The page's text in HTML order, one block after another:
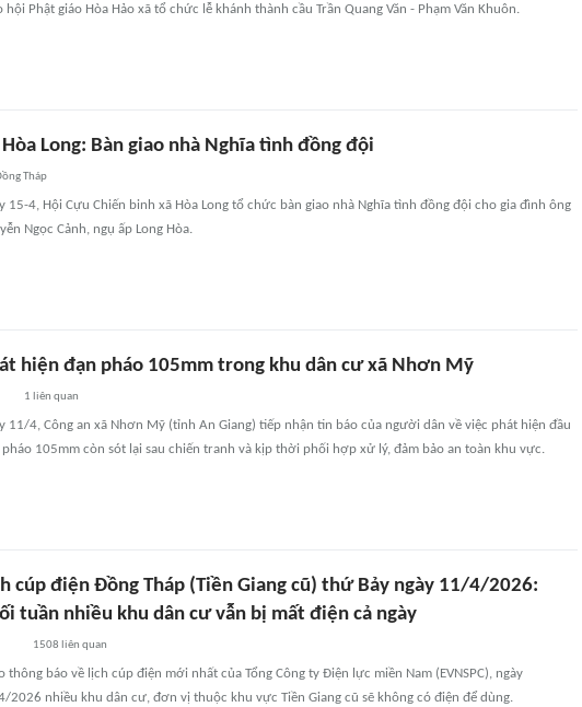
hội Phật giáo Hòa Hảo xã tổ chức lễ khánh thành cầu Trần Quang Văn - Phạm Văn Khuôn.
Hòa Long: Bàn giao nhà Nghĩa tình đồng đội
Tháp
15-4, Hội Cựu Chiến binh xã Hòa Long tổ chức bàn giao nhà Nghĩa tình đồng đội cho gia đình ông
Ngọc Cảnh, ngụ ấp Long Hòa.
hiện đạn pháo 105mm trong khu dân cư xã Nhơn Mỹ
1 liên quan
11/4, Công an xã Nhơn Mỹ (tỉnh An Giang) tiếp nhận tin báo của người dân về việc phát hiện đầu
pháo 105mm còn sót lại sau chiến tranh và kịp thời phối hợp xử lý, đảm bảo an toàn khu vực.
cúp điện Đồng Tháp (Tiền Giang cũ) thứ Bảy ngày 11/4/2026:
tuần nhiều khu dân cư vẫn bị mất điện cả ngày
1508 liên quan
thông báo về lịch cúp điện mới nhất của Tổng Công ty Điện lực miền Nam (EVNSPC), ngày
2026 nhiều khu dân cư, đơn vị thuộc khu vực Tiền Giang cũ sẽ không có điện để dùng.